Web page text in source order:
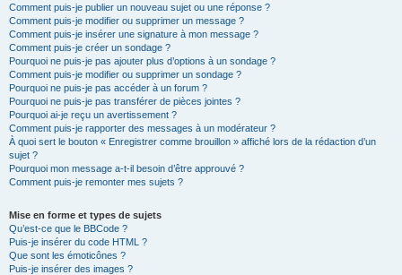
Comment puis-je publier un nouveau sujet ou une réponse ?
Comment puis-je modifier ou supprimer un message ?
Comment puis-je insérer une signature à mon message ?
Comment puis-je créer un sondage ?
Pourquoi ne puis-je pas ajouter plus d’options à un sondage ?
Comment puis-je modifier ou supprimer un sondage ?
Pourquoi ne puis-je pas accéder à un forum ?
Pourquoi ne puis-je pas transférer de pièces jointes ?
Pourquoi ai-je reçu un avertissement ?
Comment puis-je rapporter des messages à un modérateur ?
À quoi sert le bouton « Enregistrer comme brouillon » affiché lors de la rédaction d’un
sujet ?
Pourquoi mon message a-t-il besoin d’être approuvé ?
Comment puis-je remonter mes sujets ?
Mise en forme et types de sujets
Qu’est-ce que le BBCode ?
Puis-je insérer du code HTML ?
Que sont les émoticônes ?
Puis-je insérer des images ?